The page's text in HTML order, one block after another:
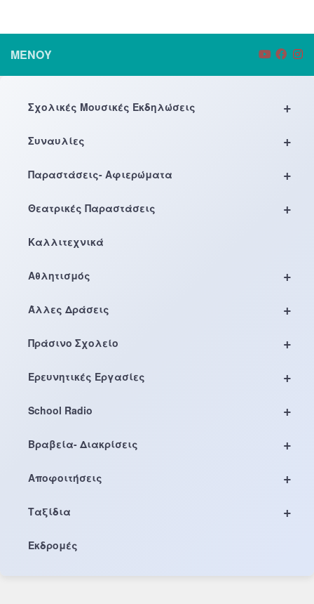
ΜΕΝΟΎ
+
Σχολικές Μουσικές Εκδηλώσεις
+
Συναυλίες
+
Παραστάσεις- Αφιερώματα
+
Θεατρικές Παραστάσεις
Καλλιτεχνικά
+
Αθλητισμός
+
Άλλες Δράσεις
+
Πράσινο Σχολείο
+
Ερευνητικές Εργασίες
+
School Radio
+
Βραβεία- Διακρίσεις
+
Αποφοιτήσεις
+
Ταξίδια
Εκδρομές